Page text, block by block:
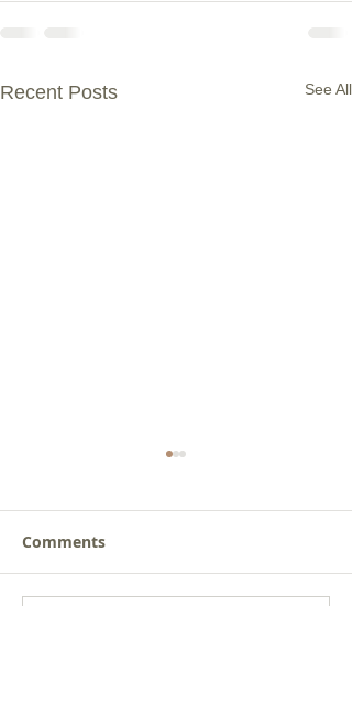
Recent Posts See All
Comments